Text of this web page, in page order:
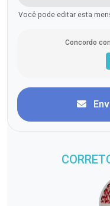
Você pode editar esta
Concordo